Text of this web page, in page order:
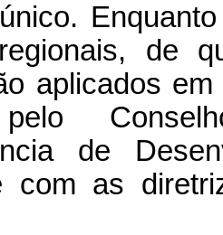
de
aplicados
pelo
de
com as